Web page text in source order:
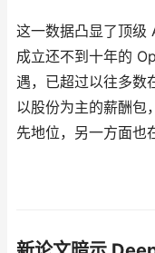
这一数据凸显了顶级
成立还不到十年的
遇，已超过以往多数
以股份为主的薪酬包
先地位，另一方面也